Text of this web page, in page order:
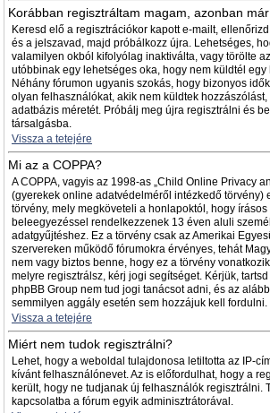
Korábban regisztráltam magam, azonban
Keresd elő a regisztrációkor kapott e-mailt,
és a jelszavad, majd próbálkozz újra. Lehetséges,
valamilyen okból kifolyólag inaktiválta, vagy törölte
utóbbinak egy lehetséges oka, hogy nem küldtél egy
Néhány fórumon ugyanis szokás, hogy bizonyos
olyan felhasználókat, akik nem küldtek
adatbázis méretét. Próbálj meg újra regisztrálni és
társalgásba.
Vissza a tetejére
Mi az a COPPA?
A COPPA, vagyis az 1998-as „Child Online Privacy
(gyerekek online adatvédelméről intézkedő törvény)
törvény, mely megköveteli a honlapoktól, hogy
beleegyezéssel rendelkezzenek 13 éven aluli
adatgyűjtéshez. Ez a törvény csak az Amerikai
szervereken működő fórumokra érvényes, tehát
nem vagy biztos benne, hogy ez a törvény
melyre regisztrálsz, kérj jogi segítséget. Kérjük,
phpBB Group nem tud jogi tanácsot adni, és az
semmilyen aggály esetén sem hozzájuk kell fordulni.
Vissza a tetejére
Miért nem tudok regisztrálni?
Lehet, hogy a weboldal tulajdonosa letiltotta az IP-
kívánt felhasználónevet. Az is előfordulhat, hogy a
került, hogy ne tudjanak új felhasználók regisztrálni.
kapcsolatba a fórum egyik adminisztrátorával.